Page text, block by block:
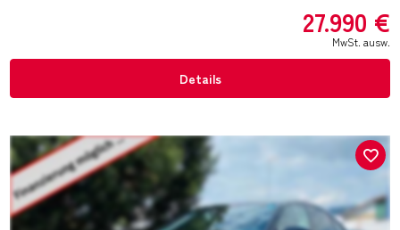
27.990 €
MwSt. ausw.
Details